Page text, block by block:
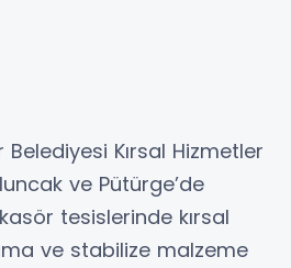
Kırsal Hizmetler
ve Pütürge’de
tesislerinde kırsal
ve stabilize malzeme